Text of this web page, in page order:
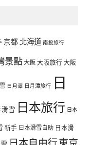
京都 北海道 南投旅行
景點大阪大阪旅行大阪
日月潭 日月潭旅行 日
雪 日本旅行 日本
新手 日本滑雪自助 日本滑